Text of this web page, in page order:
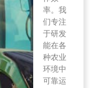
率。我
们专注
于研发
能在各
种农业
环境中
可靠运